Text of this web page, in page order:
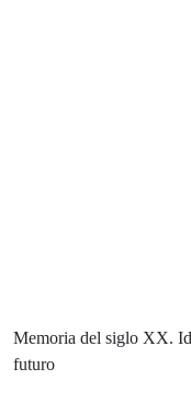
Memoria del siglo XX.
futuro